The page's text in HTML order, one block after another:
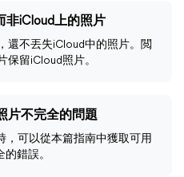
非iCloud上的照片
還不丟失iCloud中的照片。閲
保留iCloud照片。
片不完全的問題
，可以從本篇指南中獲取可用
錯誤。